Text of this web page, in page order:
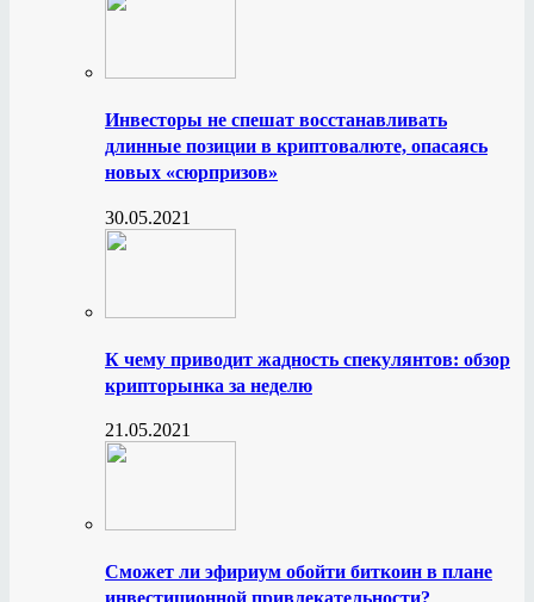
Инвесторы не спешат восстанавливать
длинные позиции в криптовалюте, опасаясь
новых «сюрпризов»
30.05.2021
К чему приводит жадность спекулянтов: обзор
крипторынка за неделю
21.05.2021
Сможет ли эфириум обойти биткоин в плане
инвестиционной привлекательности?